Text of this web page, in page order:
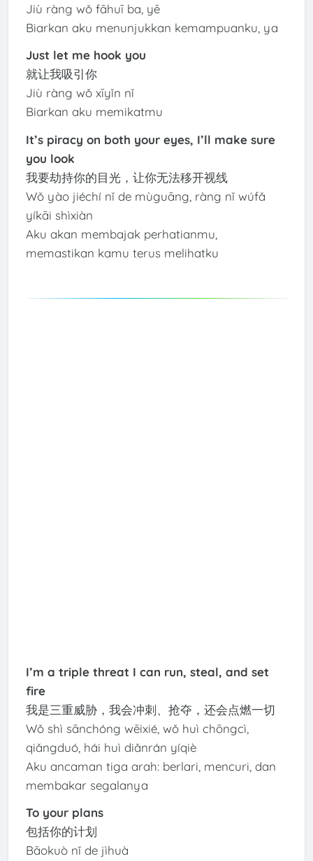
Jiù ràng wǒ fāhuī ba, yē
Biarkan aku menunjukkan kemampuanku, ya
Just let me hook you
就让我吸引你
Jiù ràng wǒ xīyǐn nǐ
Biarkan aku memikatmu
It’s piracy on both your eyes, I’ll make sure
you look
我要劫持你的目光，让你无法移开视线
Wǒ yào jiéchí nǐ de mùguāng, ràng nǐ wúfǎ
yíkāi shìxiàn
Aku akan membajak perhatianmu,
memastikan kamu terus melihatku
I’m a triple threat I can run, steal, and set
fire
我是三重威胁，我会冲刺、抢夺，还会点燃一切
Wǒ shì sānchóng wēixié, wǒ huì chōngcì,
qiǎngduó, hái huì diǎnrán yíqiè
Aku ancaman tiga arah: berlari, mencuri, dan
membakar segalanya
To your plans
包括你的计划
Bāokuò nǐ de jìhuà